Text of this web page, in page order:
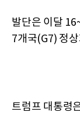
발단은 이달
7개국(G7) 정
트럼프 대통령